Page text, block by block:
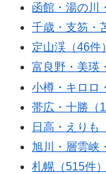
函館・湯の川
千歳・支笏・
定山渓（46件）
富良野・美瑛
小樽・キロロ
帯広・十勝（
日高・えりも
旭川・層雲峡
札幌（515件）